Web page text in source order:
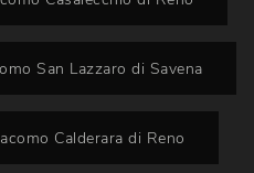
San Lazzaro di Savena
Calderara di Reno